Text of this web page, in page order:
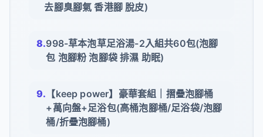
去腳臭腳氣 香港腳 脫皮)
998-草本泡草足浴湯-2入組共60包(泡腳
包 泡腳粉 泡腳袋 排濕 助眠)
【keep power】豪華套組｜摺疊泡腳桶
+萬向盤+足浴包(高桶泡腳桶/足浴袋/泡腳
桶/折疊泡腳桶)